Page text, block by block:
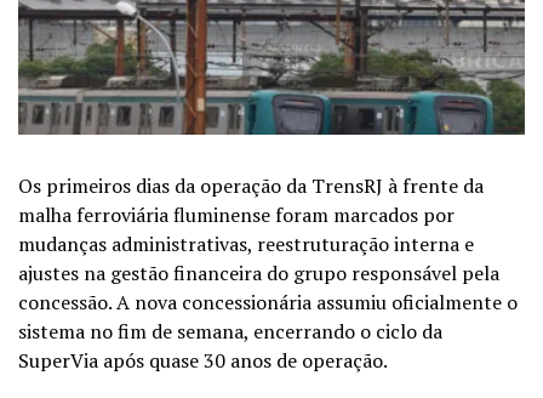
Os primeiros dias da operação da TrensRJ à frente da
malha ferroviária fluminense foram marcados por
mudanças administrativas, reestruturação interna e
ajustes na gestão financeira do grupo responsável pela
concessão. A nova concessionária assumiu oficialmente o
sistema no fim de semana, encerrando o ciclo da
SuperVia após quase 30 anos de operação.